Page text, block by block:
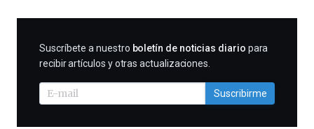
SUSCRIBIRME
Suscríbete a nuestro boletín de noticias diario para
recibir artículos y otras actualizaciones.
Suscribirme